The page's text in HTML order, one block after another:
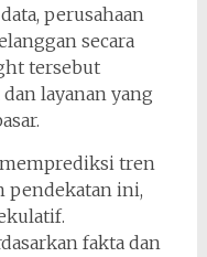
perusahaan
secara
tersebut
layanan yang
memprediksi tren
pendekatan ini,
fakta dan